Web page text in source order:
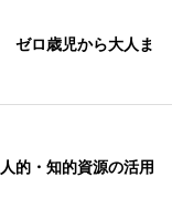
ゼロ歳児から大人ま
的・知的資源の活用